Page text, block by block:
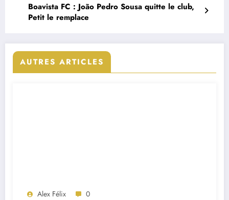
Boavista FC : João Pedro Sousa quitte le club,
Petit le remplace
AUTRES ARTICLES
Alex Félix 0